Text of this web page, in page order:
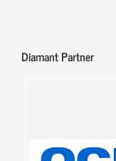
Diamant Partner